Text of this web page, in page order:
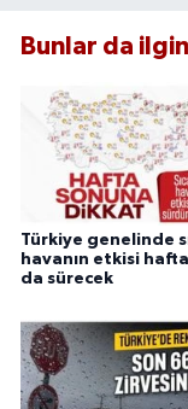
Bunlar da
Türkiye genelinde
havanın etkisi
da sürecek